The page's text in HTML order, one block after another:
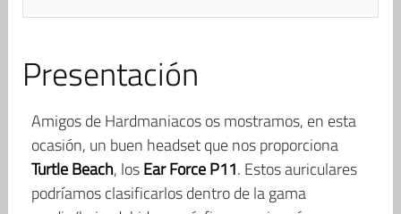
Presentación
Amigos de Hardmaniacos os mostramos, en esta
ocasión, un buen headset que nos proporciona
Turtle Beach, losEar Force P11. Estos auriculares
podríamos clasificarlos dentro de la gama